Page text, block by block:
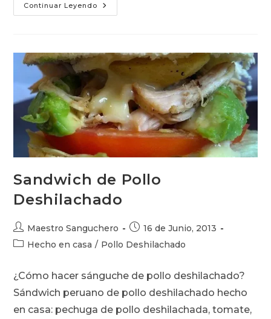
Continuar Leyendo Sushipleto
–
Y
Sushi
Sandwich de Pollo
Deshilachado
Autor
de
Maestro Sanguchero
Publicación
de
16 de Junio, 2013
Categoría
entrada:
Hecho en casa / Pollo Deshilachado
¿Cómo hacer sánguche de pollo deshilachado?
Sándwich peruano de pollo deshilachado hecho
en casa: pechuga de pollo deshilachada, tomate,